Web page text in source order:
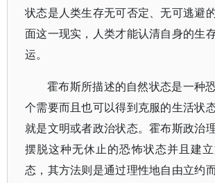
状态是人类生存无可否定、无可逃避
面这一现实，人类才能认清自身的生
运。
霍布斯所描述的自然状态是一种
个需要而且也可以得到克服的生活状
就是文明或者政治状态。霍布斯政治
摆脱这种无休止的恐怖状态并且建
态，其方法则是通过理性地自由立约